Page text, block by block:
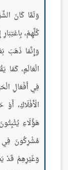
وَلَمَّا كَانَ
كُلِّهِمْ،
وَإِنَّمَا ذَهَبَ
الْعَالَمِ، كَمَا
فِي أَفْعَالِ
الْأَفْلَاكِ،
هَؤُلَاءِ
مُشْرِكُونَ فِي
وَغَيْرِهِمْ قَدْ